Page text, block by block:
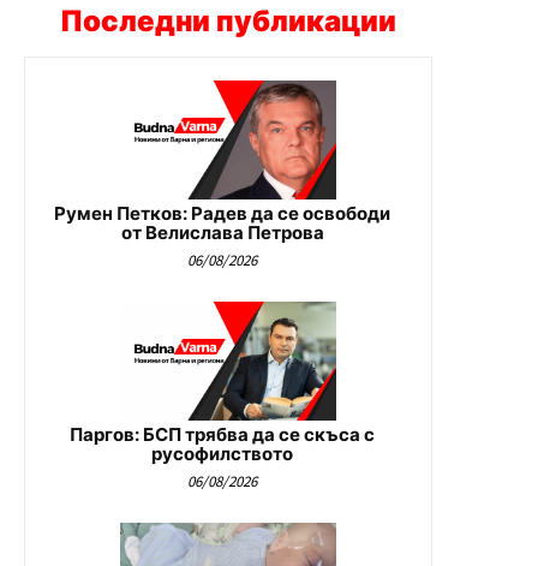
Последни публикации
Румен Петков: Радев да се освободи
от Велислава Петрова
06/08/2026
Паргов: БСП трябва да се скъса с
русофилството
06/08/2026